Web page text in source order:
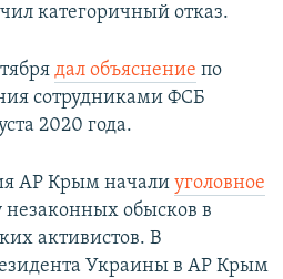
категоричный отказ.
дал объяснение по
сотрудниками ФСБ
2020 года.
АР Крым начали уголовное
незаконных обысков в
активистов. В
Украины в АР Крым